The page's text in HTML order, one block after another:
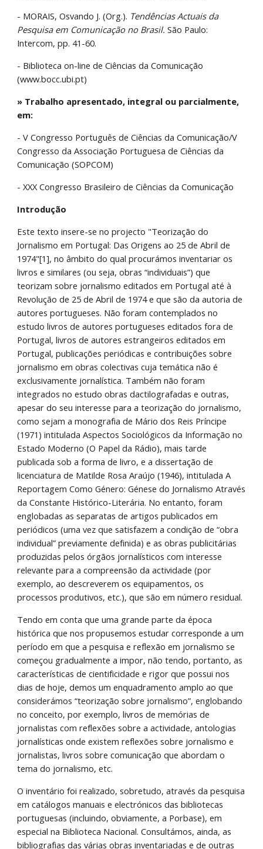
- MORAIS, Osvando J. (Org.). Tendências Actuais da
Pesquisa em Comunicação no Brasil. São Paulo:
Intercom, pp. 41-60.
- Biblioteca on-line de Ciências da Comunicação
(www.bocc.ubi.pt)
» Trabalho apresentado, integral ou parcialmente,
em:
- V Congresso Português de Ciências da Comunicação/V
Congresso da Associação Portuguesa de Ciências da
Comunicação (SOPCOM)
- XXX Congresso Brasileiro de Ciências da Comunicação
Introdução
Este texto insere-se no projecto "Teorização do
Jornalismo em Portugal: Das Origens ao 25 de Abril de
1974"[1], no âmbito do qual procurámos inventariar os
livros e similares (ou seja, obras “individuais”) que
teorizam sobre jornalismo editados em Portugal até à
Revolução de 25 de Abril de 1974 e que são da autoria de
autores portugueses. Não foram contemplados no
estudo livros de autores portugueses editados fora de
Portugal, livros de autores estrangeiros editados em
Portugal, publicações periódicas e contribuições sobre
jornalismo em obras colectivas cuja temática não é
exclusivamente jornalística. Também não foram
integrados no estudo obras dactilografadas e outras,
apesar do seu interesse para a teorização do jornalismo,
como sejam a monografia de Mário dos Reis Príncipe
(1971) intitulada Aspectos Sociológicos da Informação no
Estado Moderno (O Papel da Rádio), mais tarde
publicada sob a forma de livro, e a dissertação de
licenciatura de Matilde Rosa Araújo (1946), intitulada A
Reportagem Como Género: Génese do Jornalismo Através
da Constante Histórico-Literária. No entanto, foram
englobadas as separatas de artigos publicados em
periódicos (uma vez que satisfazem a condição de “obra
individual” previamente definida) e as obras publicitárias
produzidas pelos órgãos jornalísticos com interesse
relevante para a compreensão da actividade (por
exemplo, ao descreverem os equipamentos, os
processos produtivos, etc.), que são em número residual.
Tendo em conta que uma grande parte da época
histórica que nos propusemos estudar corresponde a um
período em que a pesquisa e reflexão em jornalismo se
começou gradualmente a impor, não tendo, portanto, as
características de cientificidade e rigor que possui nos
dias de hoje, demos um enquadramento amplo ao que
considerámos “teorização sobre jornalismo”, englobando
no conceito, por exemplo, livros de memórias de
jornalistas com reflexões sobre a actividade, antologias
jornalísticas onde existem reflexões sobre jornalismo e
jornalistas, livros sobre comunicação que abordam o
tema do jornalismo, etc.
O inventário foi realizado, sobretudo, através da pesquisa
em catálogos manuais e electrónicos das bibliotecas
portuguesas (incluindo, obviamente, a Porbase), em
especial na Biblioteca Nacional. Consultámos, ainda, as
bibliografias das várias obras inventariadas e de outras